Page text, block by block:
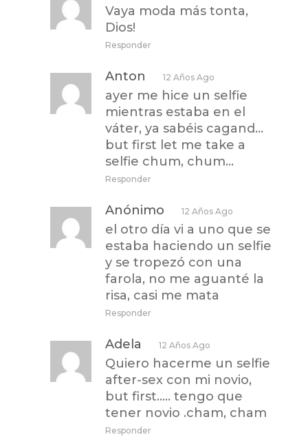
Vaya moda más tonta,
Dios!
Responder
Anton 12 Años Ago
ayer me hice un selfie
mientras estaba en el
váter, ya sabéis cagand…
but first let me take a
selfie chum, chum…
Responder
Anónimo 12 Años Ago
el otro día vi a uno que se
estaba haciendo un selfie
y se tropezó con una
farola, no me aguanté la
risa, casi me mata
Responder
Adela 12 Años Ago
Quiero hacerme un selfie
after-sex con mi novio,
but first….. tengo que
tener novio .cham, cham
Responder